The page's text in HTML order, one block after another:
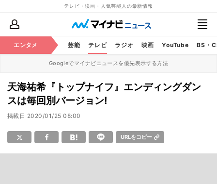
テレビ・映画・人気芸能人の最新情報
エンタメ 芸能 テレビ ラジオ 映画 YouTube BS・
Googleでマイナビニュースを優先表示する方法
天海祐希『トップナイフ』エンディングダン
スは毎回別バージョン!
掲載日 2020/01/25 08:00
URLをコピー